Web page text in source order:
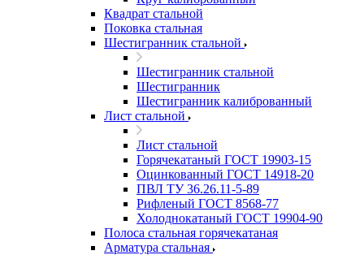
Квадрат стальной
Поковка стальная
Шестигранник стальной
Шестигранник стальной
Шестигранник
Шестигранник калиброванный
Лист стальной
Лист стальной
Горячекатаный ГОСТ 19903-15
Оцинкованный ГОСТ 14918-20
ПВЛ ТУ 36.26.11-5-89
Рифленый ГОСТ 8568-77
Холоднокатаный ГОСТ 19904-90
Полоса стальная горячекатаная
Арматура стальная